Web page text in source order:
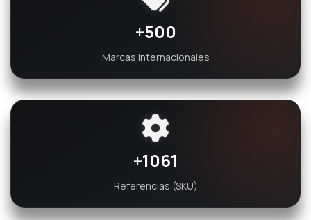
+500
Marcas Internacionales
+1189
Referencias (SKU)